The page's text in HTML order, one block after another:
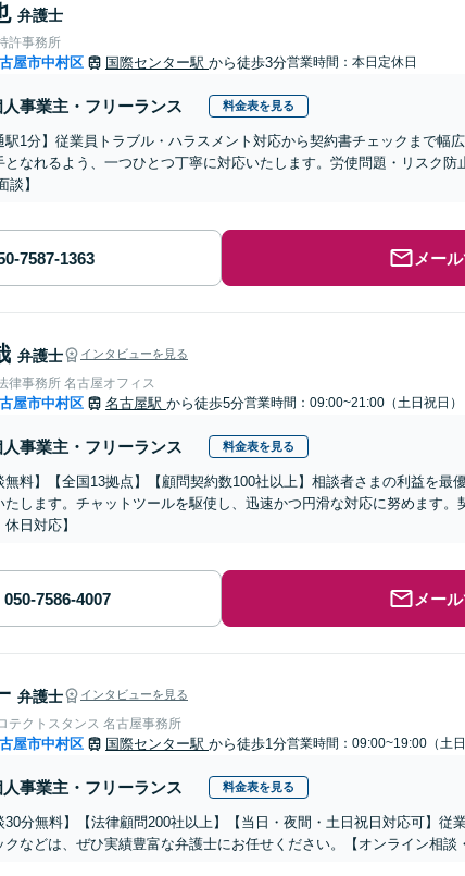
弁護士
許事務所
屋市中村区 国際センター駅 から徒歩3分営業時間：本日定休日
人事業主・フリーランス 料金表を見る
駅1分】従業員トラブル・ハラスメント対応から契約書チェックまで幅
となれるよう、一つひとつ丁寧に対応いたします。労使問題・リスク
談】
メー
弁護士 インタビューを見る
律事務所 名古屋オフィス
屋市中村区 名古屋駅 から徒歩5分営業時間：09:00~21:00（土日祝日）
人事業主・フリーランス 料金表を見る
無料】【全国13拠点】【顧問契約数100社以上】相談者さまの利益を最
たします。チャットツールを駆使し、迅速かつ円滑な対応に努めます。
日対応】
メー
弁護士 インタビューを見る
テクトスタンス 名古屋事務所
屋市中村区 国際センター駅 から徒歩1分営業時間：09:00~19:00（土日
人事業主・フリーランス 料金表を見る
30分無料】【法律顧問200社以上】【当日・夜間・土日祝日対応可】従
クなどは、ぜひ実績豊富な弁護士にお任せください。【オンライン相談